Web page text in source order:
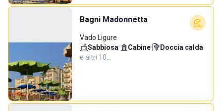
Bagni Madonnetta
Vado Ligure
Sabbiosa· Cabine· Doccia calda·
e altri 10…